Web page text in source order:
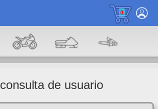
0
consulta de usuario